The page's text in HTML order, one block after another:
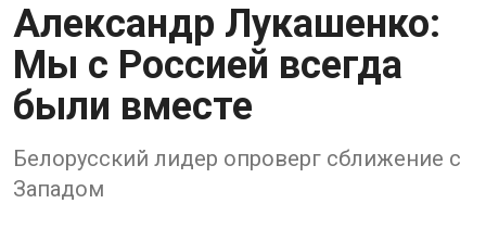
Александр Лукашенко:
Мы с Россией всегда
были вместе
Белорусский лидер опроверг сближение с
Западом